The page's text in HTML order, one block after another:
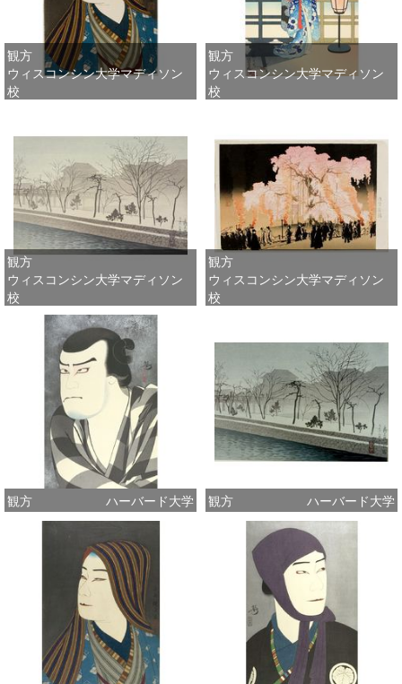
観方
ウィスコンシン大学マディソン
校
観方
ウィスコンシン大学マディソン
校
観方
ウィスコンシン大学マディソン
校
観方
ウィスコンシン大学マディソン
校
観方 ハーバード大学 観方 ハーバード大学